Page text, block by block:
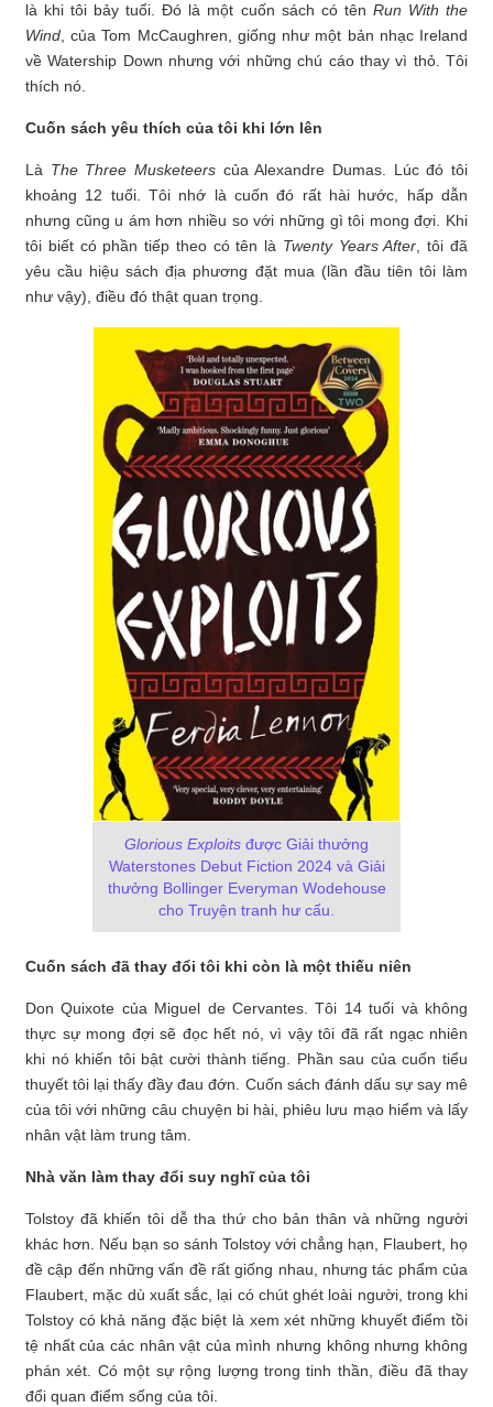
là khi tôi bảy tuổi. Đó là một cuốn sách có tên Run With the
Wind, của Tom McCaughren, giống như một bản nhạc Ireland
về Watership Down nhưng với những chú cáo thay vì thỏ. Tôi
thích nó.
Cuốn sách yêu thích của tôi khi lớn lên
Là The Three Musketeers của Alexandre Dumas. Lúc đó tôi
khoảng 12 tuổi. Tôi nhớ là cuốn đó rất hài hước, hấp dẫn
nhưng cũng u ám hơn nhiều so với những gì tôi mong đợi. Khi
tôi biết có phần tiếp theo có tên là Twenty Years After, tôi đã
yêu cầu hiệu sách địa phương đặt mua (lần đầu tiên tôi làm
như vậy), điều đó thật quan trọng.
Glorious Exploits được Giải thưởng
Waterstones Debut Fiction 2024 và Giải
thưởng Bollinger Everyman Wodehouse
cho Truyện tranh hư cấu.
Cuốn sách đã thay đổi tôi khi còn là một thiếu niên
Don Quixote của Miguel de Cervantes. Tôi 14 tuổi và không
thực sự mong đợi sẽ đọc hết nó, vì vậy tôi đã rất ngạc nhiên
khi nó khiến tôi bật cười thành tiếng. Phần sau của cuốn tiểu
thuyết tôi lại thấy đầy đau đớn. Cuốn sách đánh dấu sự say mê
của tôi với những câu chuyện bi hài, phiêu lưu mạo hiểm và lấy
nhân vật làm trung tâm.
Nhà văn làm thay đổi suy nghĩ của tôi
Tolstoy đã khiến tôi dễ tha thứ cho bản thân và những người
khác hơn. Nếu bạn so sánh Tolstoy với chẳng hạn, Flaubert, họ
đề cập đến những vấn đề rất giống nhau, nhưng tác phẩm của
Flaubert, mặc dù xuất sắc, lại có chút ghét loài người, trong khi
Tolstoy có khả năng đặc biệt là xem xét những khuyết điểm tồi
tệ nhất của các nhân vật của mình nhưng không nhưng không
phán xét. Có một sự rộng lượng trong tinh thần, điều đã thay
đổi quan điểm sống của tôi.